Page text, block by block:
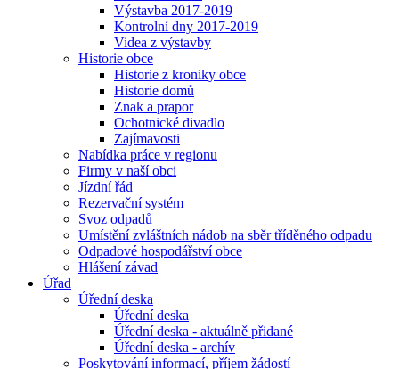
Výstavba 2017-2019
Kontrolní dny 2017-2019
Videa z výstavby
Historie obce
Historie z kroniky obce
Historie domů
Znak a prapor
Ochotnické divadlo
Zajímavosti
Nabídka práce v regionu
Firmy v naší obci
Jízdní řád
Rezervační systém
Svoz odpadů
Umístění zvláštních nádob na sběr tříděného odpadu
Odpadové hospodářství obce
Hlášení závad
Úřad
Úřední deska
Úřední deska
Úřední deska - aktuálně přidané
Úřední deska - archív
Poskytování informací, příjem žádostí